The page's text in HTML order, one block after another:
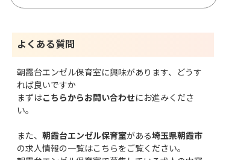
よくある質問
朝霞台エンゼル保育室に興味があります、どうす
れば良いですか
まずはこちらからお問い合わせにお進みくださ
い。
また、 朝霞台エンゼル保育室がある埼玉県朝霞市
の求人情報の一覧はこちらをご覧ください。